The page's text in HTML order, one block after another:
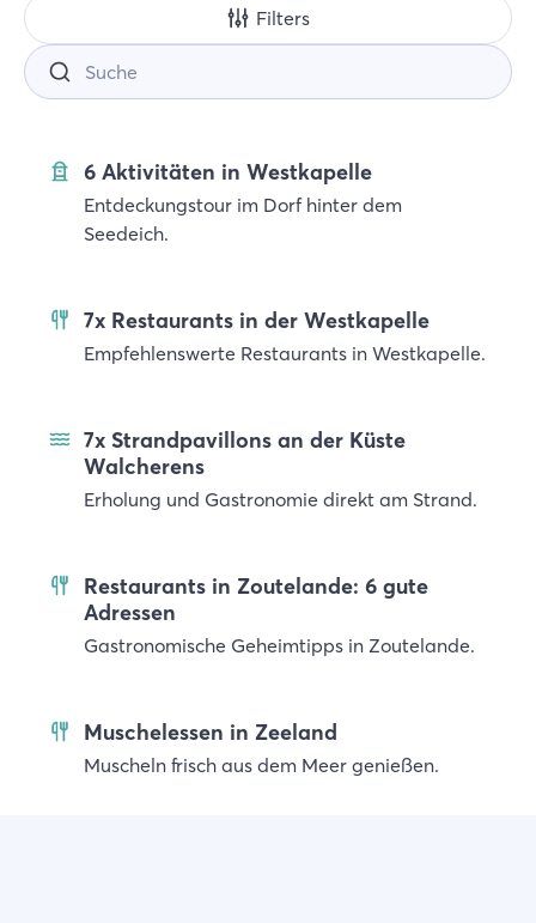
Suche
Filters
6 Aktivitäten in Westkapelle
Entdeckungstour im Dorf hinter dem
Seedeich.
7x Restaurants in der Westkapelle
Empfehlenswerte Restaurants in Westkapelle.
7x Strandpavillons an der Küste
Walcherens
Erholung und Gastronomie direkt am Strand.
Restaurants in Zoutelande: 6 gute
Adressen
Gastronomische Geheimtipps in Zoutelande.
Muschelessen in Zeeland
Muscheln frisch aus dem Meer genießen.